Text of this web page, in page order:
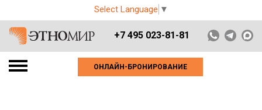
Select Language ▼
+7 495 023-81-81
ОНЛАЙН-БРОНИРОВАНИЕ